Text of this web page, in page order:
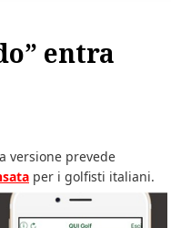
entra
versione prevede
per i golfisti italiani.